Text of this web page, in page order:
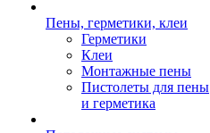
Пены, герметики, клеи
Герметики
Клеи
Монтажные пены
Пистолеты для пены
и герметика